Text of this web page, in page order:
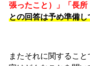
張ったこと）」「長所
との回答は予め準備
またそれに関するこ